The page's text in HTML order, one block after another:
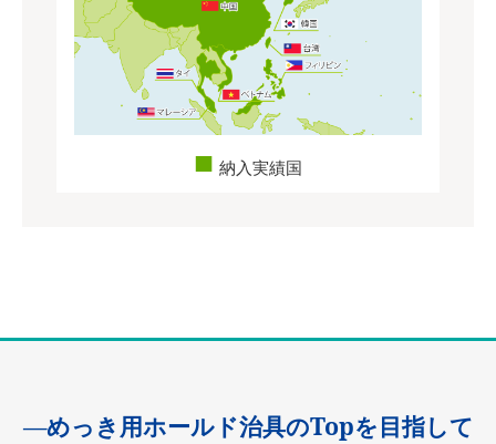
納入実績国
―めっき用ホールド治具のTopを目指して